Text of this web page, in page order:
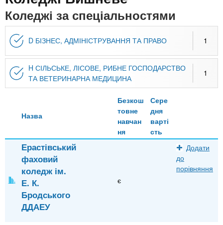
n
t
s
.
n
f
o
и
х
к
л
а
За кордоном
Коледжі за спеціальностями
D БІЗНЕС, АДМІНІСТРУВАННЯ ТА ПРАВО 1
H СІЛЬСЬКЕ, ЛІСОВЕ, РИБНЕ ГОСПОДАРСТВО
ТА ВЕТЕРИНАРНА МЕДИЦИНА
1
Назва
Безкош
товне
навчан
ня
Сере
дня
варті
сть
Ерастівський
фаховий
коледж ім.
Е. К.
Бродського
ДДАЕУ
є
Додати
до
порівняння